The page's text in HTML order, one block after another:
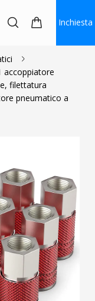
Inchiesta
accoppiatore
filettatura
pneumatico a